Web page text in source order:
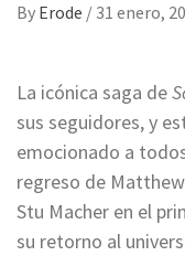
By Erode / 31 enero,
La icónica saga de
sus seguidores, y
emocionado a
regreso de
Stu Macher en el
su retorno al